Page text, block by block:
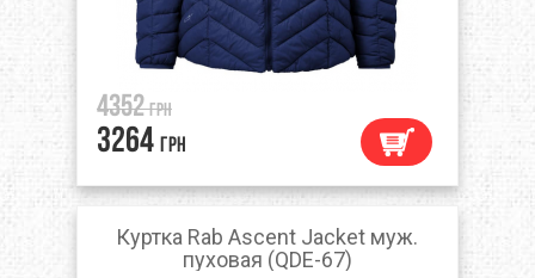
4352 грн
3264 грн
Куртка Rab Ascent Jacket муж.
пуховая (QDE-67)